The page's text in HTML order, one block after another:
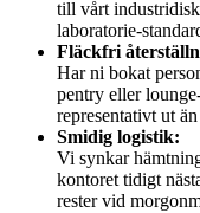
till vårt
laboratorie-
Fläckfri
Har ni bokat
pentry eller
representativt ut
Smidig logistik:
Vi synkar
kontoret tidigt
rester vid